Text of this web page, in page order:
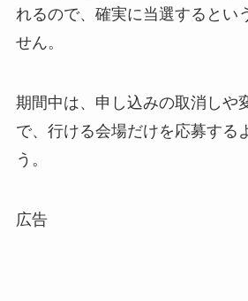
れるので、確実に当選するとい
せん。
期間中は、申し込みの取消しや
で、行ける会場だけを応募する
う。
広告